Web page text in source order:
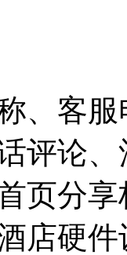
、客
评论
页分
店硬件